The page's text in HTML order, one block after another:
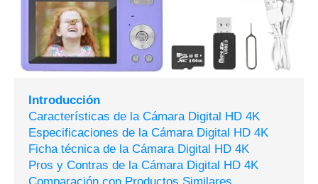
Introducción
Características de la Cámara Digital HD 4K
Especificaciones de la Cámara Digital HD 4K
Ficha técnica de la Cámara Digital HD 4K
Pros y Contras de la Cámara Digital HD 4K